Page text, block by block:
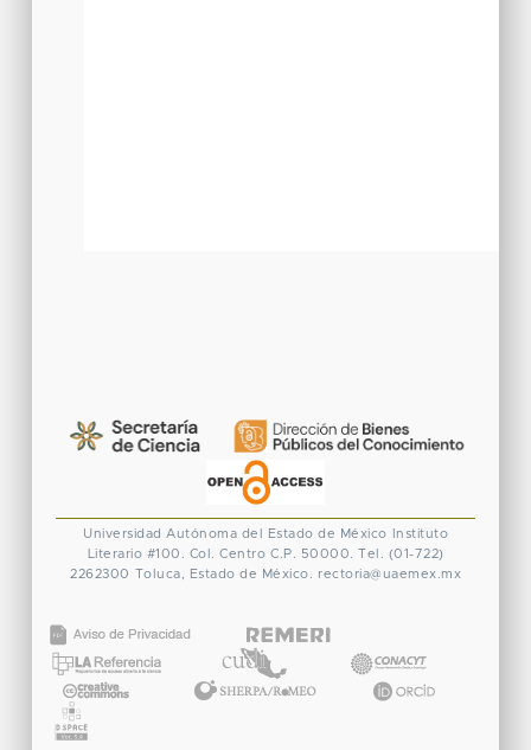
Universidad Autónoma del Estado de México
Instituto
Literario #100. Col. Centro C.P. 50000. Tel. (01-722)
2262300 Toluca, Estado de México. rectoria@uaemex.mx